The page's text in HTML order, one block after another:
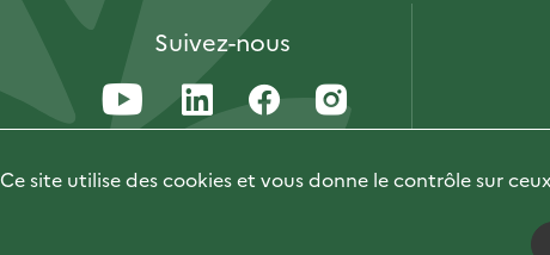
Suivez-nous
Accessibilité :
Ce site utilise des cookies et vous donne le contrôle sur